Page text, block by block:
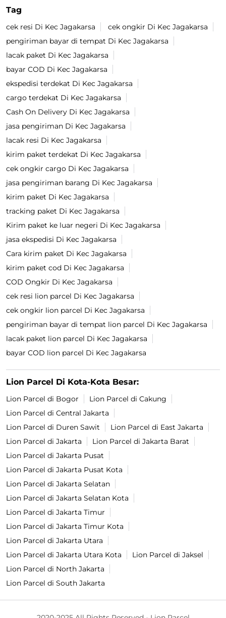
Tag
cek resi Di Kec Jagakarsa
cek ongkir Di Kec Jagakarsa
pengiriman bayar di tempat Di Kec Jagakarsa
lacak paket Di Kec Jagakarsa
bayar COD Di Kec Jagakarsa
ekspedisi terdekat Di Kec Jagakarsa
cargo terdekat Di Kec Jagakarsa
Cash On Delivery Di Kec Jagakarsa
jasa pengiriman Di Kec Jagakarsa
lacak resi Di Kec Jagakarsa
kirim paket terdekat Di Kec Jagakarsa
cek ongkir cargo Di Kec Jagakarsa
jasa pengiriman barang Di Kec Jagakarsa
kirim paket Di Kec Jagakarsa
tracking paket Di Kec Jagakarsa
Kirim paket ke luar negeri Di Kec Jagakarsa
jasa ekspedisi Di Kec Jagakarsa
Cara kirim paket Di Kec Jagakarsa
kirim paket cod Di Kec Jagakarsa
COD Ongkir Di Kec Jagakarsa
cek resi lion parcel Di Kec Jagakarsa
cek ongkir lion parcel Di Kec Jagakarsa
pengiriman bayar di tempat lion parcel Di Kec Jagakarsa
lacak paket lion parcel Di Kec Jagakarsa
bayar COD lion parcel Di Kec Jagakarsa
Lion Parcel Di Kota-Kota Besar:
Lion Parcel di Bogor
Lion Parcel di Cakung
Lion Parcel di Central Jakarta
Lion Parcel di Duren Sawit
Lion Parcel di East Jakarta
Lion Parcel di Jakarta
Lion Parcel di Jakarta Barat
Lion Parcel di Jakarta Pusat
Lion Parcel di Jakarta Pusat Kota
Lion Parcel di Jakarta Selatan
Lion Parcel di Jakarta Selatan Kota
Lion Parcel di Jakarta Timur
Lion Parcel di Jakarta Timur Kota
Lion Parcel di Jakarta Utara
Lion Parcel di Jakarta Utara Kota
Lion Parcel di Jaksel
Lion Parcel di North Jakarta
Lion Parcel di South Jakarta